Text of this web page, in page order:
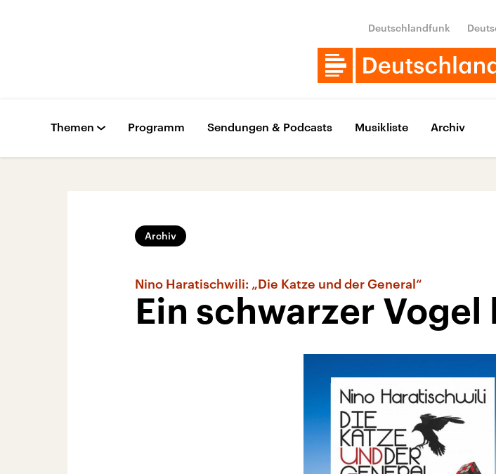
Deutschlandfunk
Themen Programm Sendungen & Podcasts Musikliste Archiv
Archiv
Nino Haratischwili: „Die Katze und der General“
Ein schwarzer Vogel